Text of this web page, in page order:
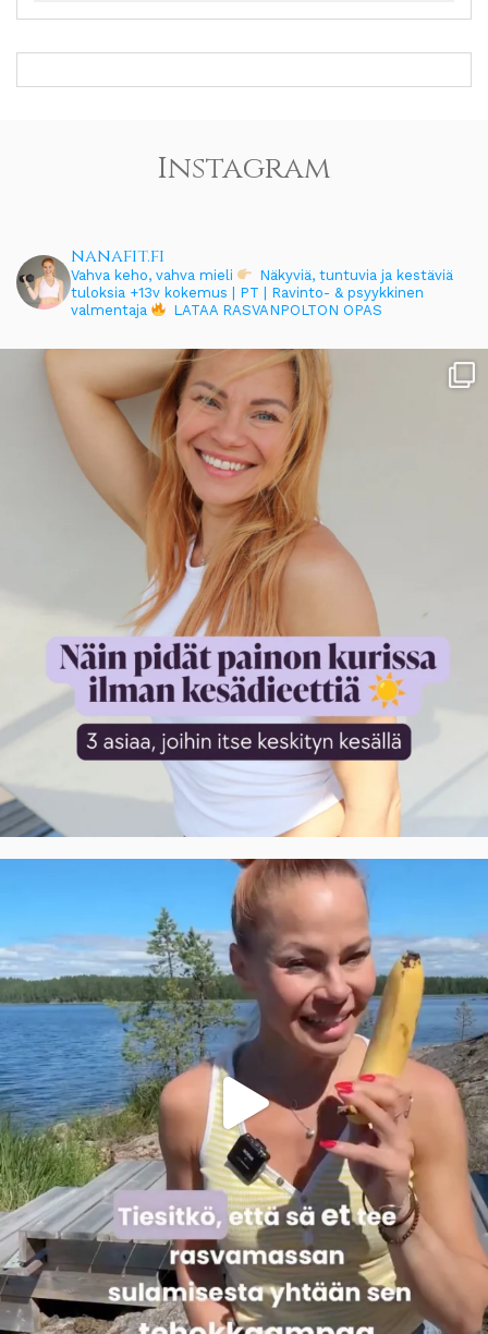
Instagram
nanafit.fi
Vahva keho, vahva mieli
Näkyviä, tuntuvia ja kestäviä
tuloksia +13v kokemus | PT | Ravinto- & psyykkinen
valmentaja
LATAA RASVANPOLTON OPAS